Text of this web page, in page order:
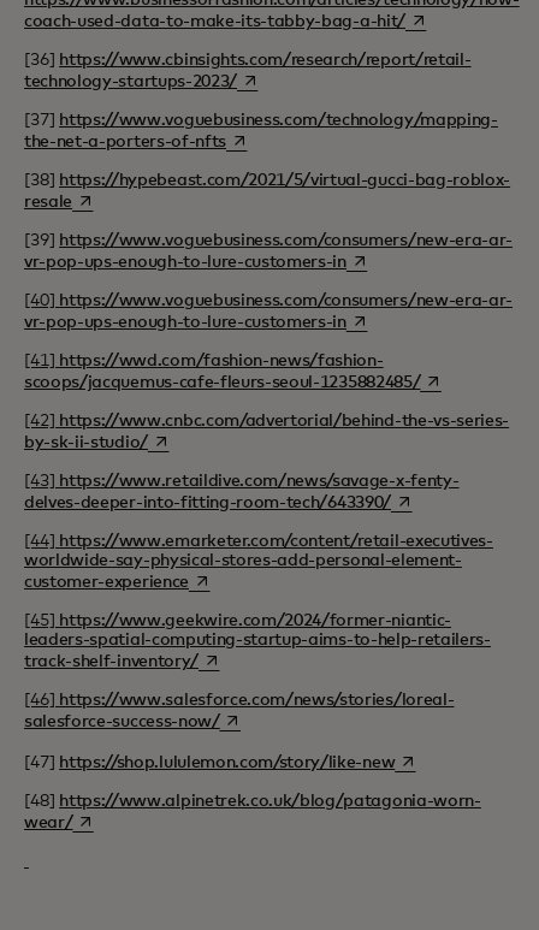
coach-used-data-to-make-its-tabby-bag-a-hit/opens in a new
[36] https://www.cbinsights.com/research/report/retail-
technology-startups-2023/opens in a new tab
[37] https://www.voguebusiness.com/technology/mapping-
the-net-a-porters-of-nfts opens in a new tab
[38] https://hypebeast.com/2021/5/virtual-gucci-bag-roblox-
resale opens in a new tab
[39] https://www.voguebusiness.com/consumers/new-era-ar-
vr-pop-ups-enough-to-lure-customers-inopens in a new tab
[40] https://www.voguebusiness.com/consumers/new-era-ar-
vr-pop-ups-enough-to-lure-customers-inopens in a new tab
[41] https://wwd.com/fashion-news/fashion-
scoops/jacquemus-cafe-fleurs-seoul-1235882485/opens in a
[42] https://www.cnbc.com/advertorial/behind-the-vs-series-
by-sk-ii-studio/opens in a new tab
[43] https://www.retaildive.com/news/savage-x-fenty-
delves-deeper-into-fitting-room-tech/643390/opens in a new tab
[44] https://www.emarketer.com/content/retail-executives-
worldwide-say-physical-stores-add-personal-element-
customer-experienceopens in a new tab
[45] https://www.geekwire.com/2024/former-niantic-
leaders-spatial-computing-startup-aims-to-help-retailers-
track-shelf-inventory/opens in a new tab
[46] https://www.salesforce.com/news/stories/loreal-
salesforce-success-now/opens in a new tab
[47] https://shop.lululemon.com/story/like-newopens in a new
[48] https://www.alpinetrek.co.uk/blog/patagonia-worn-
wear/opens in a new tab